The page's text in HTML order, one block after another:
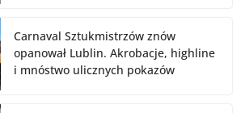
Carnaval Sztukmistrzów znów
opanował Lublin. Akrobacje, highline
i mnóstwo ulicznych pokazów